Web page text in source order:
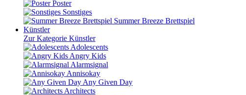
Poster
Sonstiges
Summer Breeze Brettspiel
Künstler
Zur Kategorie Künstler
Adolescents
Angry Kids
Alarmsignal
Annisokay
Any Given Day
Architects